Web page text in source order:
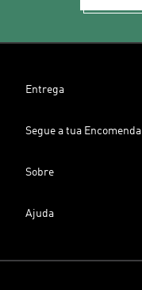
Entrega
Segue a tua Encomenda
Sobre
Ajuda